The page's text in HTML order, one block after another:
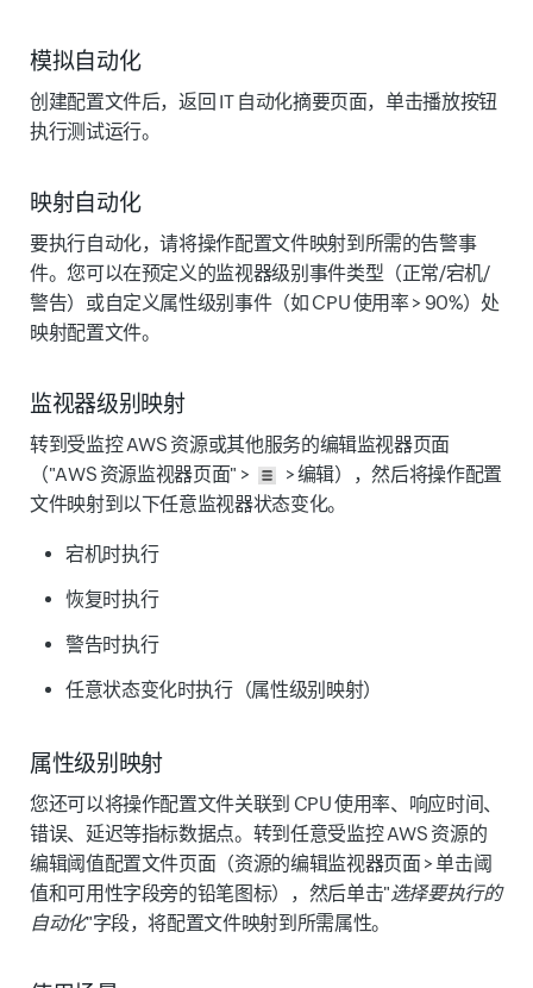
模拟自动化
创建配置文件后，返回 IT 自动化摘要页面，单击播放按钮
执行测试运行。
映射自动化
要执行自动化，请将操作配置文件映射到所需的告警事
件。您可以在预定义的监视器级别事件类型（正常/宕机/
警告）或自定义属性级别事件（如 CPU 使用率 > 90%）处
映射配置文件。
监视器级别映射
转到受监控 AWS 资源或其他服务的编辑监视器页面
（"AWS 资源监视器页面" >
> 编辑），然后将操作配置
文件映射到以下任意监视器状态变化。
宕机时执行
恢复时执行
警告时执行
任意状态变化时执行（属性级别映射）
属性级别映射
您还可以将操作配置文件关联到 CPU 使用率、响应时间、
错误、延迟等指标数据点。转到任意受监控 AWS 资源的
编辑阈值配置文件页面（资源的编辑监视器页面 > 单击阈
值和可用性字段旁的铅笔图标），然后单击"选择要执行的
自动化"字段，将配置文件映射到所需属性。